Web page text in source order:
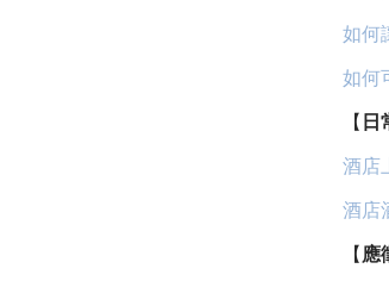
如何
如何
【 日
酒店
酒店
【 應